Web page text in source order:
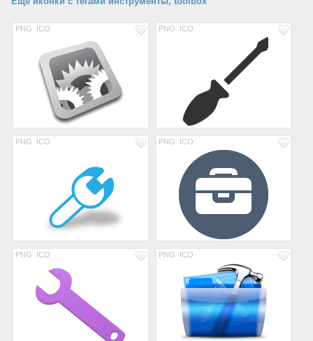
PNG ICO PNG ICO
PNG ICO PNG ICO
PNG ICO PNG ICO